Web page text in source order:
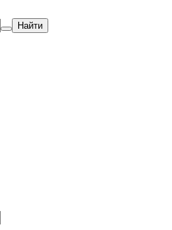
Найти